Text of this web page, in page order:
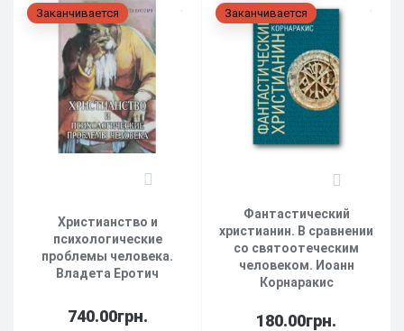
Заканчивается
Христианство и
психологические
проблемы человека.
Владета Еротич
740.00грн.
Заканчивается
Фантастический
христианин. В сравнении
со святоотеческим
человеком. Иоанн
Корнаракис
180.00грн.